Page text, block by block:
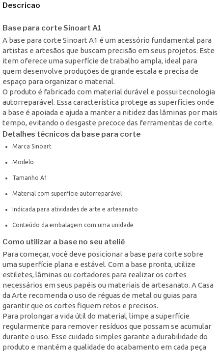
Descricao
Base para corte Sinoart A1
A base para corte Sinoart A1 é um acessório fundamental para
artistas e artesãos que buscam precisão em seus projetos. Este
item oferece uma superfície de trabalho ampla, ideal para
quem desenvolve produções de grande escala e precisa de
espaço para organizar o material.
O produto é fabricado com material durável e possui tecnologia
autorreparável. Essa característica protege as superfícies onde
a base é apoiada e ajuda a manter a nitidez das lâminas por mais
tempo, evitando o desgaste precoce das ferramentas de corte.
Detalhes técnicos da base para corte
Marca Sinoart
Modelo
Tamanho A1
Material com superfície autorreparável
Indicada para atividades de arte e artesanato
Conteúdo da embalagem com uma unidade
Como utilizar a base no seu ateliê
Para começar, você deve posicionar a base para corte sobre
uma superfície plana e estável. Com a base pronta, utilize
estiletes, lâminas ou cortadores para realizar os cortes
necessários em seus papéis ou materiais de artesanato. A Casa
da Arte recomenda o uso de réguas de metal ou guias para
garantir que os cortes fiquem retos e precisos.
Para prolongar a vida útil do material, limpe a superfície
regularmente para remover resíduos que possam se acumular
durante o uso. Esse cuidado simples garante a durabilidade do
produto e mantém a qualidade do acabamento em cada peça